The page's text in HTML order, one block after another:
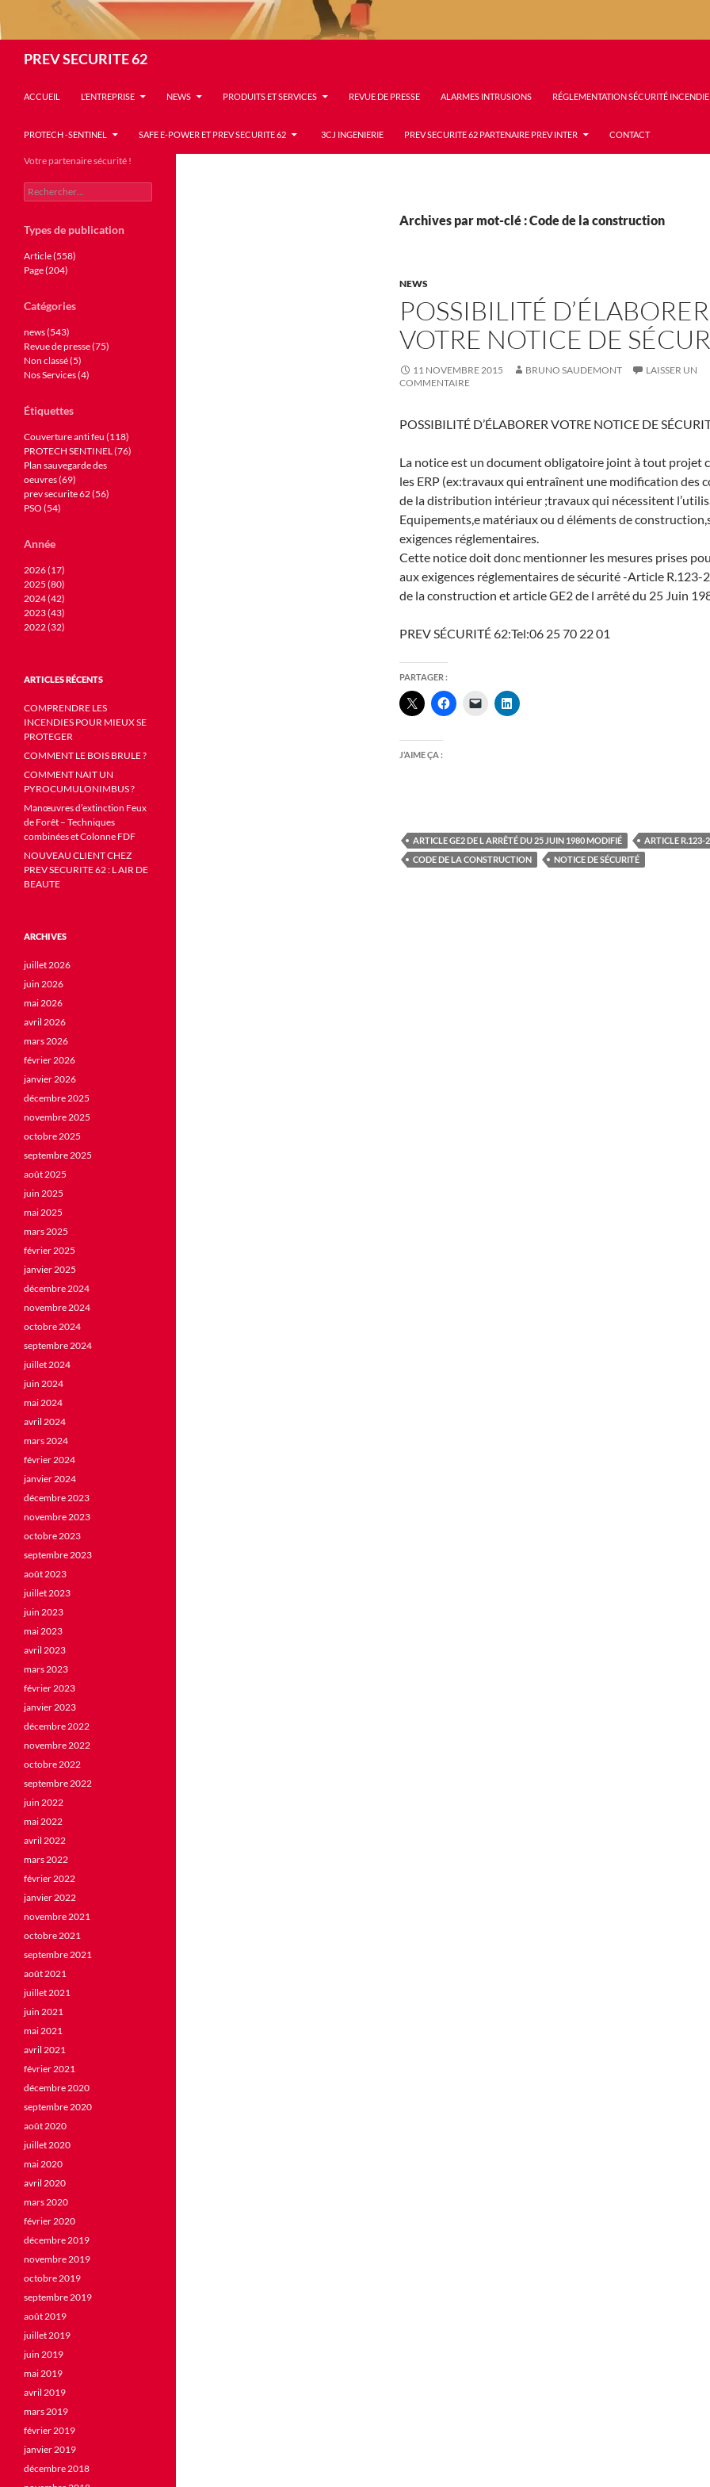
PREV SECURITE 62
ACCUEIL L’ENTREPRISE NEWS PRODUITS ET SERVICES REVUE DE PRESSE ALARMES INTRUSIONS RÉGLEMENTATION SÉCURITÉ INCENDIE
PROTECH -SENTINEL SAFE E-POWER ET PREV SECURITE 62 3CJ INGENIERIE PREV SECURITE 62 PARTENAIRE PREV INTER CONTACT
Archives par mot-clé : Code de la construction
NEWS
POSSIBILITÉ D’ÉLABORER
VOTRE NOTICE DE
11 NOVEMBRE 2015 BRUNO SAUDEMONT
LAISSER UN
COMMENTAIRE
POSSIBILITÉ D’ÉLABORER VOTRE NOTICE DE
La notice est un document obligatoire joint à tout projet
les ERP (ex:travaux qui entraînent une modification des
de la distribution intérieur ;travaux qui nécessitent
Equipements,e matériaux ou d éléments de
exigences réglementaires.
Cette notice doit donc mentionner les mesures prises
aux exigences réglementaires de sécurité -Article R.123-
de la construction et article GE2 de l arrêté du 25 Juin
PREV SÉCURITÉ 62:Tel:06 25 70 22 01
PARTAGER :
J’AIME ÇA :
ARTICLE GE2 DE L ARRÊTÉ DU 25 JUIN 1980 MODIFIÉ
ARTICLE R.123-
CODE DE LA CONSTRUCTION
NOTICE DE SÉCURITÉ
Votre partenaire sécurité !
Rechercher :
Types de publication
Article (558)
Page (204)
Catégories
news (543)
Revue de presse (75)
Non classé (5)
Nos Services (4)
Étiquettes
Couverture anti feu (118)
PROTECH SENTINEL (76)
Plan sauvegarde des
oeuvres (69)
prev securite 62 (56)
PSO (54)
Année
2026 (17)
2025 (80)
2024 (42)
2023 (43)
2022 (32)
ARTICLES RÉCENTS
COMPRENDRE LES
INCENDIES POUR MIEUX SE
PROTEGER
COMMENT LE BOIS BRULE ?
COMMENT NAIT UN
PYROCUMULONIMBUS ?
Manœuvres d’extinction Feux
de Forêt – Techniques
combinées et Colonne FDF
NOUVEAU CLIENT CHEZ
PREV SECURITE 62 : L AIR DE
BEAUTE
ARCHIVES
juillet 2026
juin 2026
mai 2026
avril 2026
mars 2026
février 2026
janvier 2026
décembre 2025
novembre 2025
octobre 2025
septembre 2025
août 2025
juin 2025
mai 2025
mars 2025
février 2025
janvier 2025
décembre 2024
novembre 2024
octobre 2024
septembre 2024
juillet 2024
juin 2024
mai 2024
avril 2024
mars 2024
février 2024
janvier 2024
décembre 2023
novembre 2023
octobre 2023
septembre 2023
août 2023
juillet 2023
juin 2023
mai 2023
avril 2023
mars 2023
février 2023
janvier 2023
décembre 2022
novembre 2022
octobre 2022
septembre 2022
juin 2022
mai 2022
avril 2022
mars 2022
février 2022
janvier 2022
novembre 2021
octobre 2021
septembre 2021
août 2021
juillet 2021
juin 2021
mai 2021
avril 2021
février 2021
décembre 2020
septembre 2020
août 2020
juillet 2020
mai 2020
avril 2020
mars 2020
février 2020
décembre 2019
novembre 2019
octobre 2019
septembre 2019
août 2019
juillet 2019
juin 2019
mai 2019
avril 2019
mars 2019
février 2019
janvier 2019
décembre 2018